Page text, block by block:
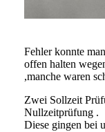
Fehler konnte
offen halten
,manche waren
Zwei Sollzeit
Nullzeitprüfung .
Diese gingen bei